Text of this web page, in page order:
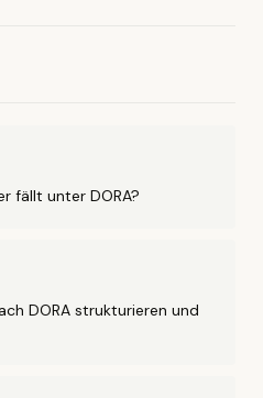
fällt unter DORA?
DORA strukturieren und